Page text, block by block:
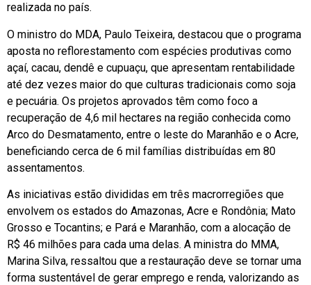
realizada no país.
O ministro do MDA, Paulo Teixeira, destacou que o programa
aposta no reflorestamento com espécies produtivas como
açaí, cacau, dendê e cupuaçu, que apresentam rentabilidade
até dez vezes maior do que culturas tradicionais como soja
e pecuária. Os projetos aprovados têm como foco a
recuperação de 4,6 mil hectares na região conhecida como
Arco do Desmatamento, entre o leste do Maranhão e o Acre,
beneficiando cerca de 6 mil famílias distribuídas em 80
assentamentos.
As iniciativas estão divididas em três macrorregiões que
envolvem os estados do Amazonas, Acre e Rondônia; Mato
Grosso e Tocantins; e Pará e Maranhão, com a alocação de
R$ 46 milhões para cada uma delas. A ministra do MMA,
Marina Silva, ressaltou que a restauração deve se tornar uma
forma sustentável de gerar emprego e renda, valorizando as